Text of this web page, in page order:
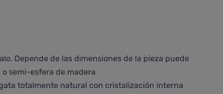
Depende de las dimensiones de la pieza puede
semi-esfera de madera
totalmente natural con cristalización interna